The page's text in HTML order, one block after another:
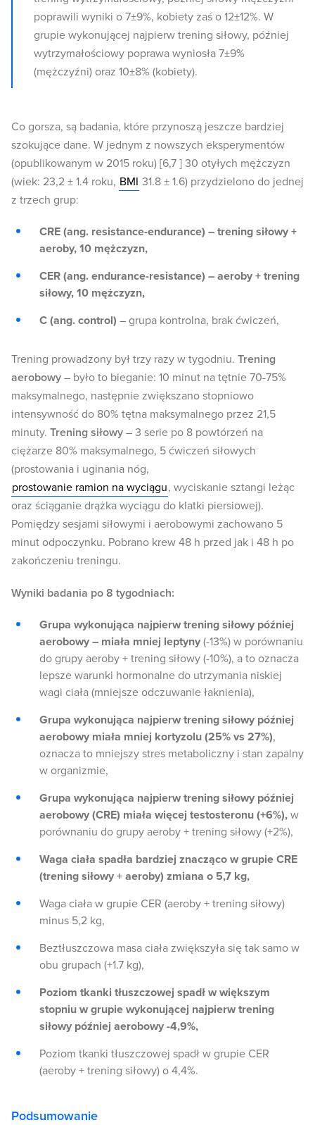
poprawili wyniki o 7±9%, kobiety zaś o 12±12%. W
grupie wykonującej najpierw trening siłowy, później
wytrzymałościowy poprawa wyniosła 7±9%
(mężczyźni) oraz 10±8% (kobiety).
Co gorsza, są badania, które przynoszą jeszcze bardziej
szokujące dane. W jednym z nowszych eksperymentów
(opublikowanym w 2015 roku) [6,7 ] 30 otyłych mężczyzn
(wiek: 23,2 ± 1.4 roku, BMI 31.8 ± 1.6) przydzielono do jednej
z trzech grup:
CRE (ang. resistance-endurance) – trening siłowy +
aeroby, 10 mężczyzn,
CER (ang. endurance-resistance) – aeroby + trening
siłowy, 10 mężczyzn,
C (ang. control) – grupa kontrolna, brak ćwiczeń,
Trening prowadzony był trzy razy w tygodniu. Trening
aerobowy – było to bieganie: 10 minut na tętnie 70-75%
maksymalnego, następnie zwiększano stopniowo
intensywność do 80% tętna maksymalnego przez 21,5
minuty. Trening siłowy – 3 serie po 8 powtórzeń na
ciężarze 80% maksymalnego, 5 ćwiczeń siłowych
(prostowania i uginania nóg,
prostowanie ramion na wyciągu, wyciskanie sztangi leżąc
oraz ściąganie drążka wyciągu do klatki piersiowej).
Pomiędzy sesjami siłowymi i aerobowymi zachowano 5
minut odpoczynku. Pobrano krew 48 h przed jak i 48 h po
zakończeniu treningu.
Wyniki badania po 8 tygodniach:
Grupa wykonująca najpierw trening siłowy później
aerobowy – miała mniej leptyny (-13%) w porównaniu
do grupy aeroby + trening siłowy (-10%), a to oznacza
lepsze warunki hormonalne do utrzymania niskiej
wagi ciała (mniejsze odczuwanie łaknienia),
Grupa wykonująca najpierw trening siłowy później
aerobowy miała mniej kortyzolu (25% vs 27%),
oznacza to mniejszy stres metaboliczny i stan zapalny
w organizmie,
Grupa wykonująca najpierw trening siłowy później
aerobowy (CRE) miała więcej testosteronu (+6%), w
porównaniu do grupy aeroby + trening siłowy (+2%),
Waga ciała spadła bardziej znacząco w grupie CRE
(trening siłowy + aeroby) zmiana o 5,7 kg,
Waga ciała w grupie CER (aeroby + trening siłowy)
minus 5,2 kg,
Beztłuszczowa masa ciała zwiększyła się tak samo w
obu grupach (+1.7 kg),
Poziom tkanki tłuszczowej spadł w większym
stopniu w grupie wykonującej najpierw trening
siłowy później aerobowy -4,9%,
Poziom tkanki tłuszczowej spadł w grupie CER
(aeroby + trening siłowy) o 4,4%.
Podsumowanie